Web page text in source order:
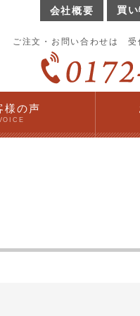
会社概要 買
ご注文・お問い合わせは 受
様の声